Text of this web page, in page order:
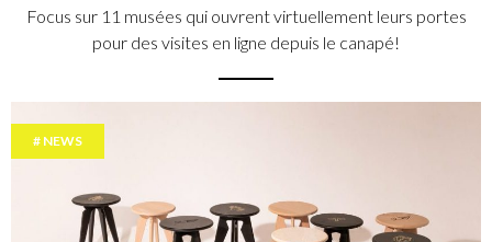
Focus sur 11 musées qui ouvrent virtuellement leurs portes
pour des visites en ligne depuis le canapé!
NEWS